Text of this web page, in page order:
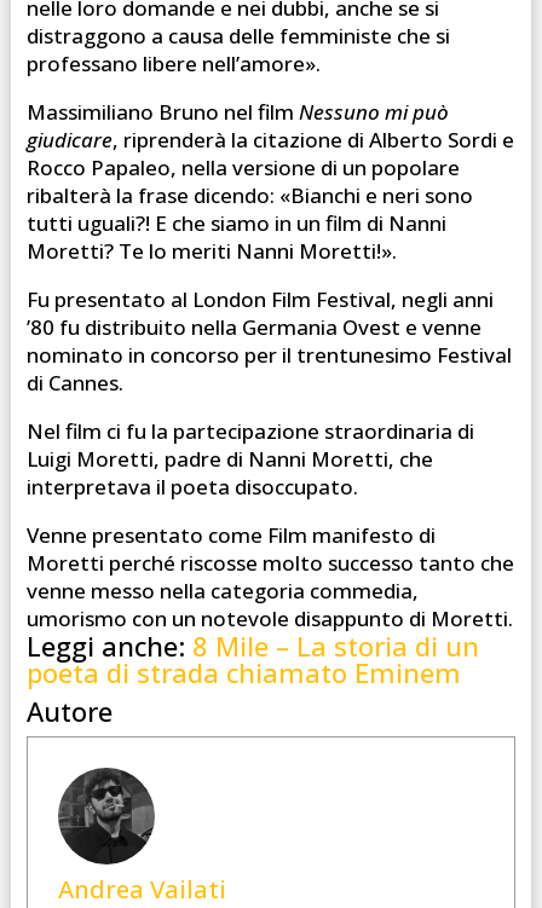
nelle loro domande e nei dubbi, anche se si
distraggono a causa delle femministe che si
professano libere nell’amore».
Massimiliano Bruno nel film Nessuno mi può
giudicare, riprenderà la citazione di Alberto Sordi e
Rocco Papaleo, nella versione di un popolare
ribalterà la frase dicendo: «Bianchi e neri sono
tutti uguali?! E che siamo in un film di Nanni
Moretti? Te lo meriti Nanni Moretti!».
Fu presentato al London Film Festival, negli anni
’80 fu distribuito nella Germania Ovest e venne
nominato in concorso per il trentunesimo Festival
di Cannes.
Nel film ci fu la partecipazione straordinaria di
Luigi Moretti, padre di Nanni Moretti, che
interpretava il poeta disoccupato.
Venne presentato come Film manifesto di
Moretti perché riscosse molto successo tanto che
venne messo nella categoria commedia,
umorismo con un notevole disappunto di Moretti.
Leggi anche: 8 Mile – La storia di un
poeta di strada chiamato Eminem
Autore
Andrea Vailati